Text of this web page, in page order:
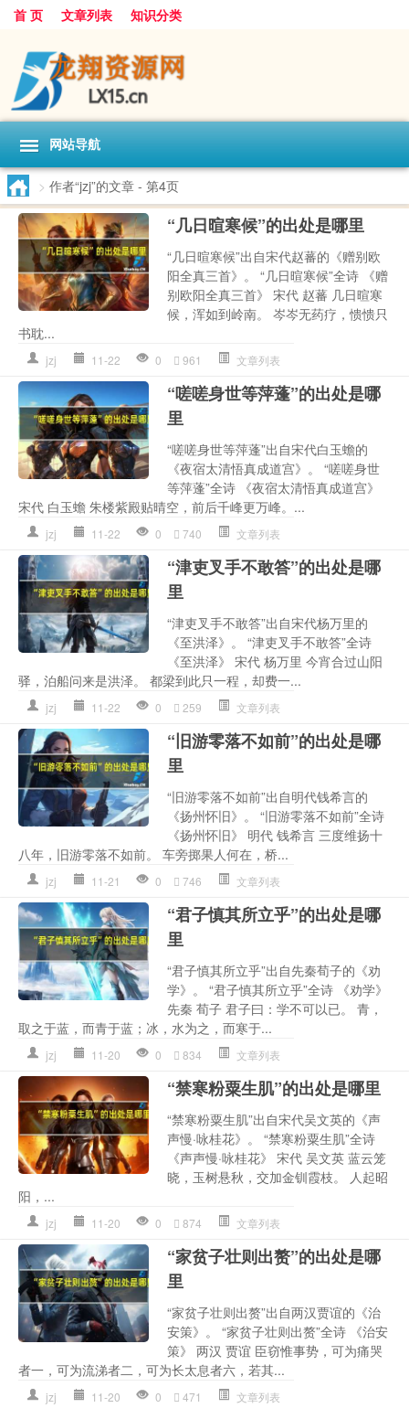
首 页 文章列表 知识分类
网站导航
> 作者“jzj”的文章 - 第4页
“几日暄寒候”的出处是哪里
“几日暄寒候”出自宋代赵蕃的《赠别欧
阳全真三首》。 “几日暄寒候”全诗 《赠
别欧阳全真三首》 宋代 赵蕃 几日暄寒
候，浑如到岭南。 岑岑无药疗，愦愦只
书耽...
jzj 11-22 0 961 文章列表
“嗟嗟身世等萍蓬”的出处是哪
里
“嗟嗟身世等萍蓬”出自宋代白玉蟾的
《夜宿太清悟真成道宫》。 “嗟嗟身世
等萍蓬”全诗 《夜宿太清悟真成道宫》
宋代 白玉蟾 朱楼紫殿贴晴空，前后千峰更万峰。...
jzj 11-22 0 740 文章列表
“津吏叉手不敢答”的出处是哪
里
“津吏叉手不敢答”出自宋代杨万里的
《至洪泽》。 “津吏叉手不敢答”全诗
《至洪泽》 宋代 杨万里 今宵合过山阳
驿，泊船问来是洪泽。 都梁到此只一程，却费一...
jzj 11-22 0 259 文章列表
“旧游零落不如前”的出处是哪
里
“旧游零落不如前”出自明代钱希言的
《扬州怀旧》。 “旧游零落不如前”全诗
《扬州怀旧》 明代 钱希言 三度维扬十
八年，旧游零落不如前。 车旁掷果人何在，桥...
jzj 11-21 0 746 文章列表
“君子慎其所立乎”的出处是哪
里
“君子慎其所立乎”出自先秦荀子的《劝
学》。 “君子慎其所立乎”全诗 《劝学》
先秦 荀子 君子曰：学不可以已。 青，
取之于蓝，而青于蓝；冰，水为之，而寒于...
jzj 11-20 0 834 文章列表
“禁寒粉粟生肌”的出处是哪里
“禁寒粉粟生肌”出自宋代吴文英的《声
声慢·咏桂花》。 “禁寒粉粟生肌”全诗
《声声慢·咏桂花》 宋代 吴文英 蓝云笼
晓，玉树悬秋，交加金钏霞枝。 人起昭
阳，...
jzj 11-20 0 874 文章列表
“家贫子壮则出赘”的出处是哪
里
“家贫子壮则出赘”出自两汉贾谊的《治
安策》。 “家贫子壮则出赘”全诗 《治安
策》 两汉 贾谊 臣窃惟事势，可为痛哭
者一，可为流涕者二，可为长太息者六，若其...
jzj 11-20 0 471 文章列表